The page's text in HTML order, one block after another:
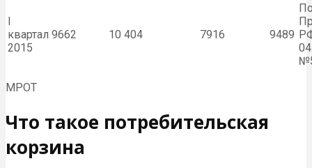
квартал
2015
9662 10 404 7916 9489
МРОТ
Что такое потребительская
корзина